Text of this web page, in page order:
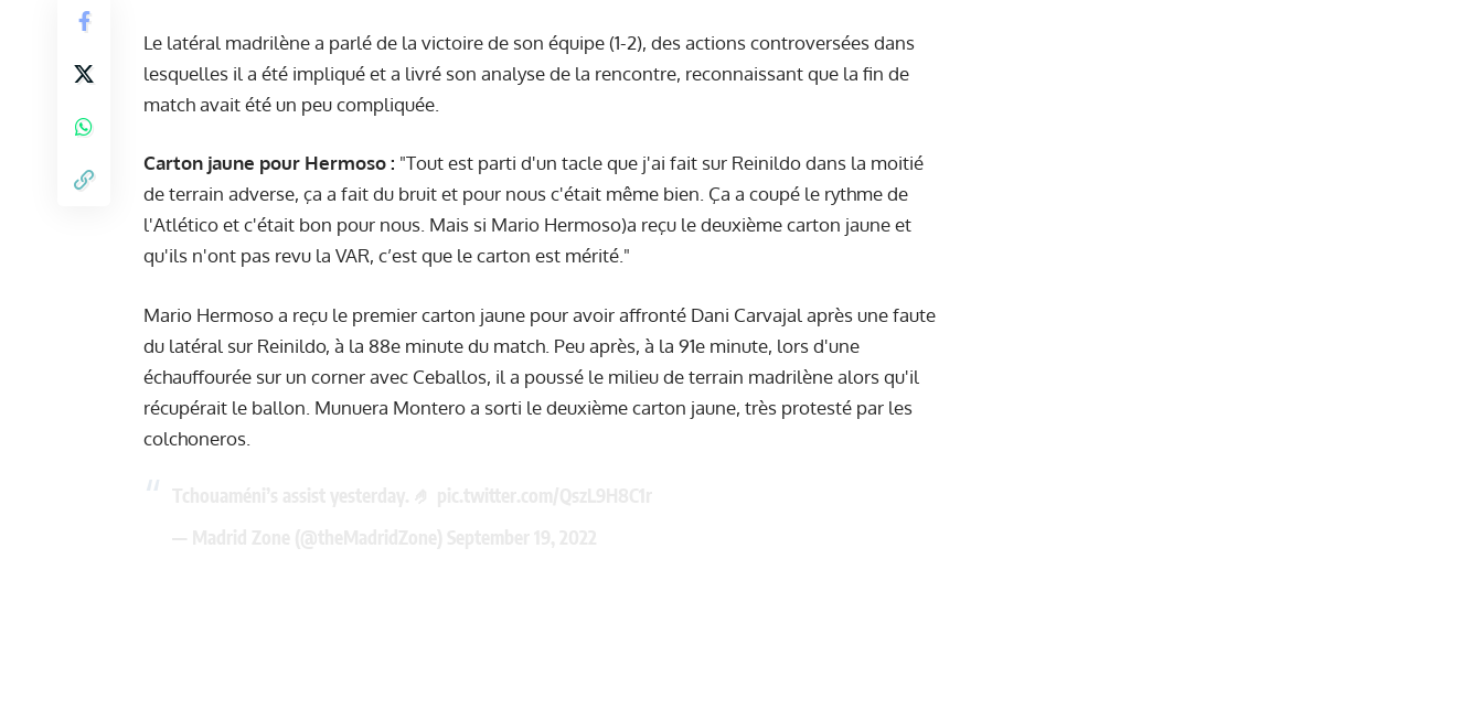
Le latéral madrilène a parlé de la victoire de son équipe (1-2), des actions controversées dans
lesquelles il a été impliqué et a livré son analyse de la rencontre, reconnaissant que la fin de
match avait été un peu compliquée.
Carton jaune pour Hermoso : "Tout est parti d'un tacle que j'ai fait sur Reinildo dans la moitié
de terrain adverse, ça a fait du bruit et pour nous c'était même bien. Ça a coupé le rythme de
l'Atlético et c'était bon pour nous. Mais si Mario Hermoso)a reçu le deuxième carton jaune et
qu'ils n'ont pas revu la VAR, c’est que le carton est mérité."
Mario Hermoso a reçu le premier carton jaune pour avoir affronté Dani Carvajal après une faute
du latéral sur Reinildo, à la 88e minute du match. Peu après, à la 91e minute, lors d'une
échauffourée sur un corner avec Ceballos, il a poussé le milieu de terrain madrilène alors qu'il
récupérait le ballon. Munuera Montero a sorti le deuxième carton jaune, très protesté par les
colchoneros.